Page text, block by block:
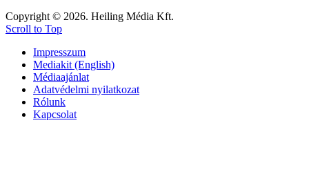
Copyright © 2026. Heiling Média Kft.
Scroll to Top
Impresszum
Mediakit (English)
Médiaajánlat
Adatvédelmi nyilatkozat
Rólunk
Kapcsolat